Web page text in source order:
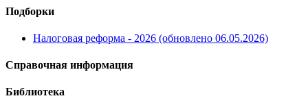
Подборки
Налоговая реформа - 2026 (обновлено 06.05.2026)
Справочная информация
Библиотека